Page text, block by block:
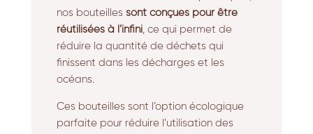
nos bouteilles sont conçues pour être
réutilisées à l’infini, ce qui permet de
réduire la quantité de déchets qui
finissent dans les décharges et les
océans.
Ces bouteilles sont l’option écologique
parfaite pour réduire l’utilisation des